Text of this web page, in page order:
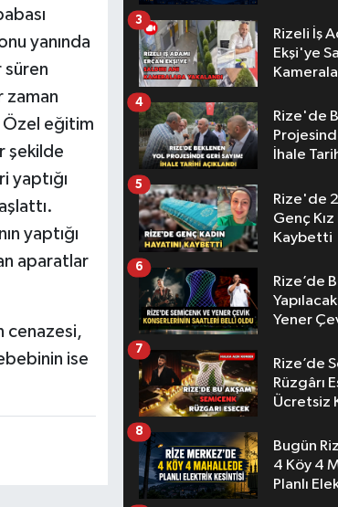
yanında
süren
zaman
Özel eğitim
şekilde
yaptığı
yaptığı
aparatlar
cenazesi,
ise
Rizeli İş
Ekşi'ye
3
Rize'de
İhale
4
Rize'de
Genç Kız
Kaybetti
5
Rize’de
Yener
Belli
6
Rize’de
Rüzgârı
Ücretsiz
7
Bugün
4 Köy 4
Planlı
8